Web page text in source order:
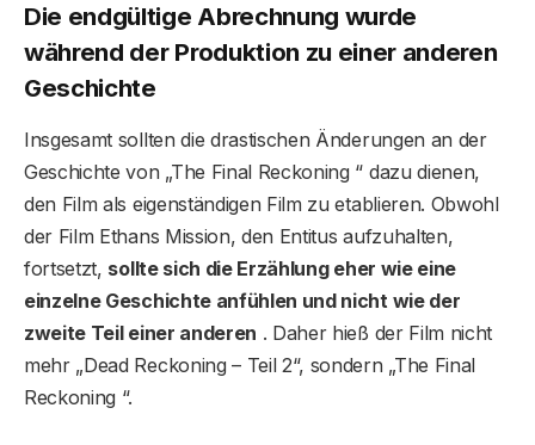
Die endgültige Abrechnung wurde
während der Produktion zu einer anderen
Geschichte
Insgesamt sollten die drastischen Änderungen an der
Geschichte von „The Final Reckoning “ dazu dienen,
den Film als eigenständigen Film zu etablieren. Obwohl
der Film Ethans Mission, den Entitus aufzuhalten,
fortsetzt, sollte sich die Erzählung eher wie eine
einzelne Geschichte anfühlen und nicht wie der
zweite Teil einer anderen . Daher hieß der Film nicht
mehr „Dead Reckoning – Teil 2“, sondern „The Final
Reckoning “.